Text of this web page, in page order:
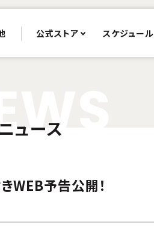
公式ストア スケジュール
W
ュース
WEB予告公開！